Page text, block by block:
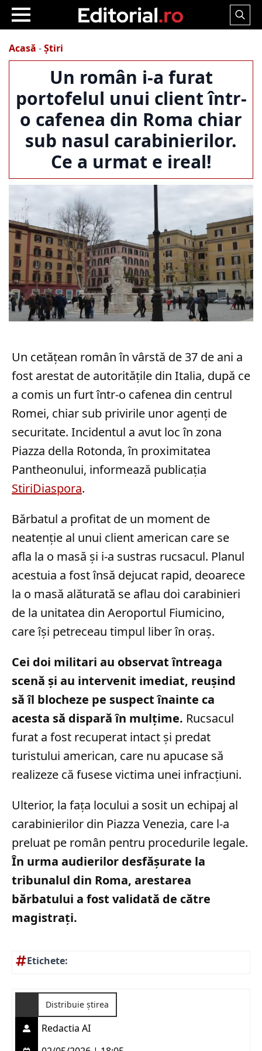
Search
Acasă -Știri
Un român i-a furat
portofelul unui client într-
o cafenea din Roma chiar
sub nasul carabinierilor.
Ce a urmat e ireal!
Un cetățean român în vârstă de 37 de ani a
fost arestat de autoritățile din Italia, după ce
a comis un furt într-o cafenea din centrul
Romei, chiar sub privirile unor agenți de
securitate. Incidentul a avut loc în zona
Piazza della Rotonda, în proximitatea
Pantheonului, informează publicația
StiriDiaspora.
Bărbatul a profitat de un moment de
neatenție al unui client american care se
afla la o masă și i-a sustras rucsacul. Planul
acestuia a fost însă dejucat rapid, deoarece
la o masă alăturată se aflau doi carabinieri
de la unitatea din Aeroportul Fiumicino,
care își petreceau timpul liber în oraș.
Cei doi militari au observat întreaga
scenă și au intervenit imediat, reușind
să îl blocheze pe suspect înainte ca
acesta să dispară în mulțime. Rucsacul
furat a fost recuperat intact și predat
turistului american, care nu apucase să
realizeze că fusese victima unei infracțiuni.
Ulterior, la fața locului a sosit un echipaj al
carabinierilor din Piazza Venezia, care l-a
preluat pe român pentru procedurile legale.
În urma audierilor desfășurate la
tribunalul din Roma, arestarea
bărbatului a fost validată de către
magistrați.
Etichete:
Distribuie știrea
Redactia AI